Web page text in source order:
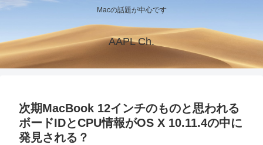
Macの話題が中心です
AAPL Ch.
次期MacBook 12インチのものと思われる
ボードIDとCPU情報がOS X 10.11.4の中に
発見される？